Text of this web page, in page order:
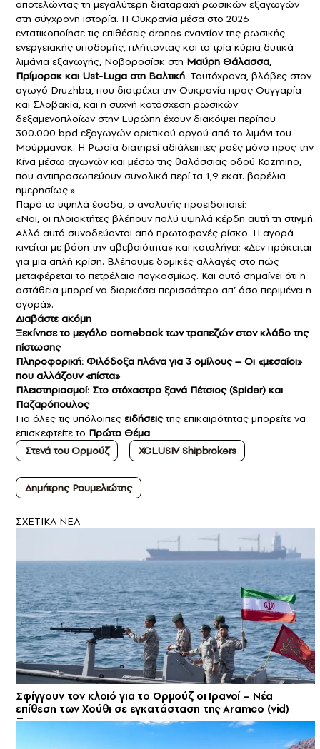
αποτελώντας τη μεγαλύτερη διαταραχή ρωσικών εξαγωγών
στη σύγχρονη ιστορία. Η Ουκρανία μέσα στο 2026
εντατικοποίησε τις επιθέσεις drones εναντίον της ρωσικής
ενεργειακής υποδομής, πλήττοντας και τα τρία κύρια δυτικά
λιμάνια εξαγωγής, Νοβοροσίσκ στη Μαύρη Θάλασσα,
Πρίμορσκ και Ust-Luga στη Βαλτική. Ταυτόχρονα, βλάβες στον
αγωγό Druzhba, που διατρέχει την Ουκρανία προς Ουγγαρία
και Σλοβακία, και η συχνή κατάσχεση ρωσικών
δεξαμενοπλοίων στην Ευρώπη έχουν διακόψει περίπου
300.000 bpd εξαγωγών αρκτικού αργού από το λιμάνι του
Μούρμανσκ. Η Ρωσία διατηρεί αδιάλειπτες ροές μόνο προς την
Κίνα μέσω αγωγών και μέσω της θαλάσσιας οδού Kozmino,
που αντιπροσωπεύουν συνολικά περί τα 1,9 εκατ. βαρέλια
ημερησίως.»
Παρά τα υψηλά έσοδα, ο αναλυτής προειδοποιεί:
«Ναι, οι πλοιοκτήτες βλέπουν πολύ υψηλά κέρδη αυτή τη στιγμή.
Αλλά αυτά συνοδεύονται από πρωτοφανές ρίσκο. Η αγορά
κινείται με βάση την αβεβαιότητα» και καταλήγει: «Δεν πρόκειται
για μια απλή κρίση. Βλέπουμε δομικές αλλαγές στο πώς
μεταφέρεται το πετρέλαιο παγκοσμίως. Και αυτό σημαίνει ότι η
αστάθεια μπορεί να διαρκέσει περισσότερο απ’ όσο περιμένει η
αγορά».
Διαβάστε ακόμη
Ξεκίνησε το μεγάλο comeback των τραπεζών στον κλάδο της
πίστωσης
Πληροφορική: Φιλόδοξα πλάνα για 3 ομίλους – Οι «μεσαίοι»
που αλλάζουν «πίστα»
Πλειστηριασμοί: Στο στόχαστρο ξανά Πέτσιος (Spider) και
Παζαρόπουλος
Για όλες τις υπόλοιπες ειδήσειςτης επικαιρότητας μπορείτε να
επισκεφτείτε το Πρώτο Θέμα
Στενά του Ορμούζ
XCLUSIV Shipbrokers
Δημήτρης Ρουμελιώτης
ΣXETIKA NEA
Σφίγγουν τον κλοιό για το Ορμούζ οι Ιρανοί – Νέα
επίθεση των Χούθι σε εγκατάσταση της Aramco (vid)